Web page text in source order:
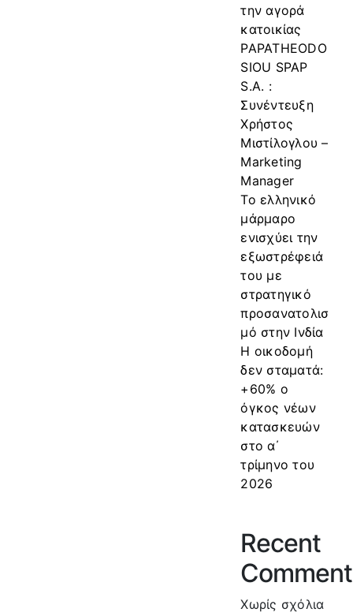
την αγορά
κατοικίας
PAPATHEODO
SIOU SPAP
S.A. :
Συνέντευξη
Χρήστος
Μιστίλογλου –
Marketing
Manager
Το ελληνικό
μάρμαρο
ενισχύει την
εξωστρέφειά
του με
στρατηγικό
προσανατολισ
μό στην Ινδία
Η οικοδομή
δεν σταματά:
+60% ο
όγκος νέων
κατασκευών
στο α΄
τρίμηνο του
2026
Recent
Χωρίς σχόλια